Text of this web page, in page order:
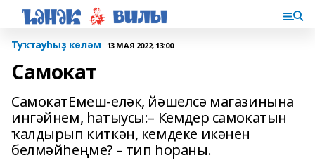
Туҡтауһыҙ көләм 13 МАЯ 2022, 13:00
Самокат
СамокатЕмеш-еләк, йәшелсә магазинына
ингәйнем, һатыусы:– Кемдер самокатын
ҡалдырып киткән, кемдеке икәнен
белмәй­һеңме? – тип һораны.